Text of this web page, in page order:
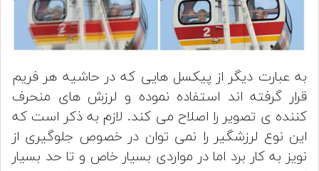
به عبارت دیگر از پیکسل هایی که در حاشیه هر فریم
قرار گرفته اند استفاده نموده و لرزش های منحرف
کننده ی تصویر را اصلاح می کند. لازم به ذکر است که
این نوع لرزشگیر را نمی توان در خصوص جلوگیری از
نویز به کار برد اما در مواردی بسیار خاص و تا حد بسیار